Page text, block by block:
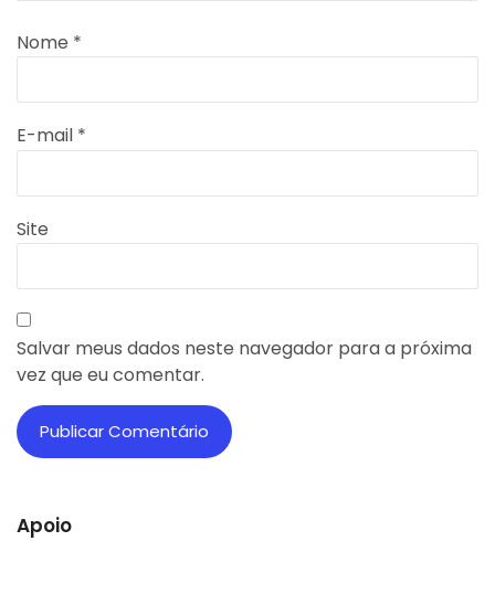
Nome *
E-mail *
Site
Salvar meus dados neste navegador para a próxima
vez que eu comentar.
Apoio